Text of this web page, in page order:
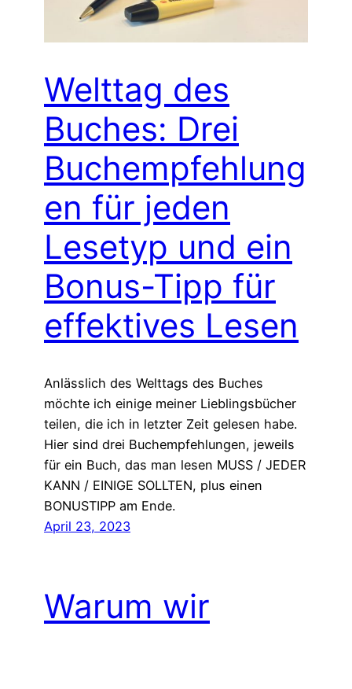
Welttag des
Buches: Drei
Buchempfehlung
en für jeden
Lesetyp und ein
Bonus-Tipp für
effektives Lesen
Anlässlich des Welttags des Buches
möchte ich einige meiner Lieblingsbücher
teilen, die ich in letzter Zeit gelesen habe.
Hier sind drei Buchempfehlungen, jeweils
für ein Buch, das man lesen MUSS / JEDER
KANN / EINIGE SOLLTEN, plus einen
BONUSTIPP am Ende.
April 23, 2023
Warum wir